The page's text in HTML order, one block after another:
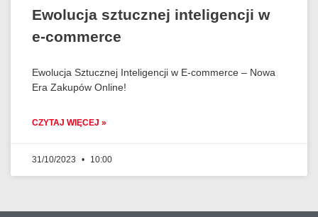
Ewolucja sztucznej inteligencji w
e-commerce
Ewolucja Sztucznej Inteligencji w E-commerce – Nowa
Era Zakupów Online!
CZYTAJ WIĘCEJ »
31/10/2023 10:00